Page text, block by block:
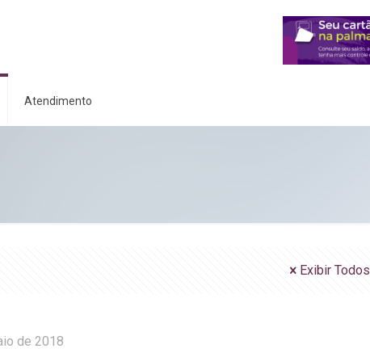
Atendimento
Exibir Todos
de 2018